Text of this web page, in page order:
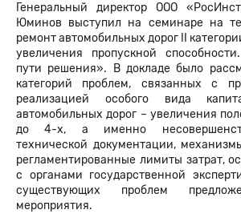
Генеральный директор ООО
Юминов выступил на семинаре на
ремонт автомобильных дорог II
увеличения пропускной
пути решения». В докладе было
категорий проблем, связанных с
реализацией особого вида
автомобильных дорог – увеличения
до 4-х, а именно
технической документации,
регламентированные лимиты затрат,
с органами государственной
существующих проблем
мероприятия.